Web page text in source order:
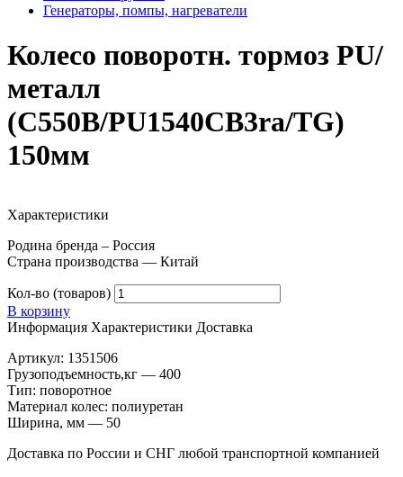
Генераторы, помпы, нагреватели
Колесо поворотн. тормоз PU/
металл
(C550B/PU1540CB3ra/TG)
150мм
Характеристики
Родина бренда – Россия
Страна производства — Китай
Кол-во (товаров)
В корзину
Информация Характеристики Доставка
Артикул: 1351506
Грузоподъемность,кг — 400
Тип: поворотное
Материал колес: полиуретан
Ширина, мм — 50
Доставка по России и СНГ любой транспортной компанией